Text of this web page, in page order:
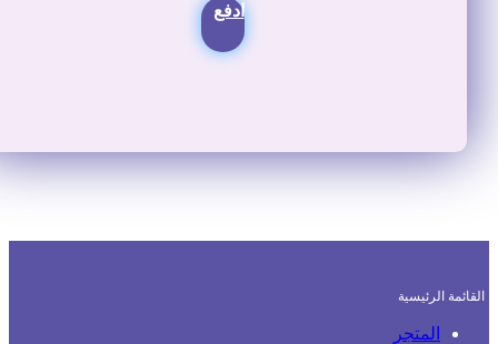
ادفع
الرئيسية
المتجر